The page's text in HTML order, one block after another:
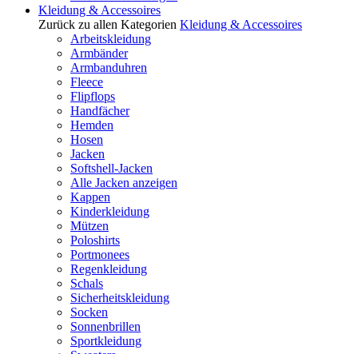
Kleidung & Accessoires
Zurück zu allen Kategorien Kleidung & Accessoires
Arbeitskleidung
Armbänder
Armbanduhren
Fleece
Flipflops
Handfächer
Hemden
Hosen
Jacken
Softshell-Jacken
Alle Jacken anzeigen
Kappen
Kinderkleidung
Mützen
Poloshirts
Portmonees
Regenkleidung
Schals
Sicherheitskleidung
Socken
Sonnenbrillen
Sportkleidung